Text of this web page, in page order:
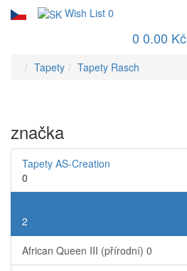
Wish List 0
0 0.00 Kč
Tapety Tapety Rasch
značka
Tapety AS-Creation
0
2
African Queen III (přírodní) 0